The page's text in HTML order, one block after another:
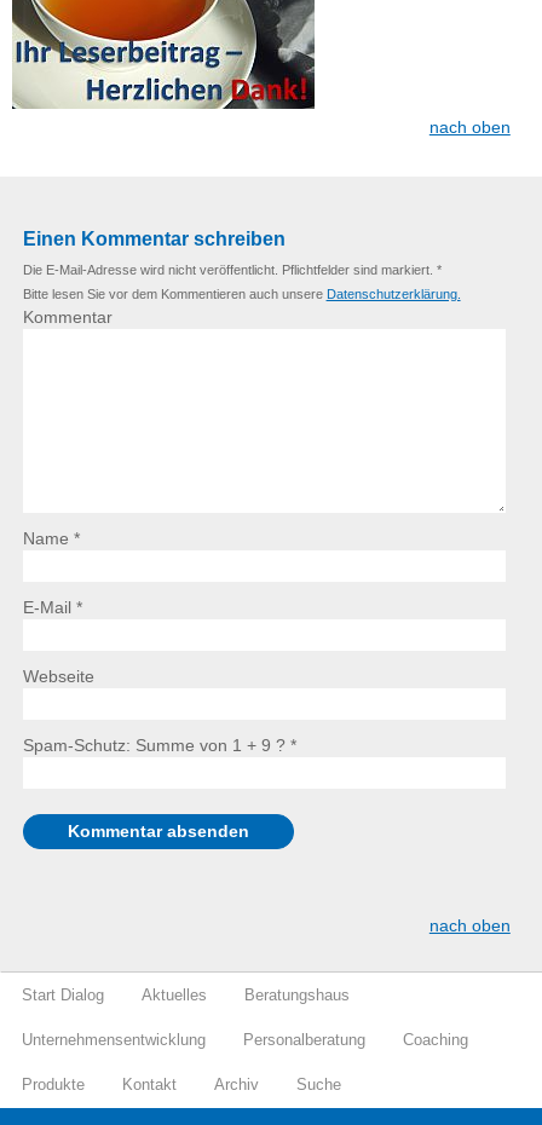
nach oben
Einen Kommentar schreiben
Die E-Mail-Adresse wird nicht veröffentlicht. Pflichtfelder sind markiert. *
Bitte lesen Sie vor dem Kommentieren auch unsere Datenschutzerklärung.
Kommentar
Name *
E-Mail *
Webseite
Spam-Schutz: Summe von 1 + 9 ? *
nach oben
Start Dialog Aktuelles Beratungshaus
Unternehmensentwicklung Personalberatung Coaching
Produkte Kontakt Archiv Suche